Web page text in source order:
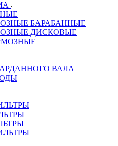
БАРАБАННЫЕ
ДИСКОВЫЕ
ВАЛА